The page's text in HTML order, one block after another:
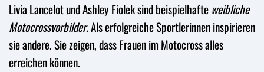
Livia Lancelot und Ashley Fiolek sind beispielhafte weibliche
Motocrossvorbilder. Als erfolgreiche Sportlerinnen inspirieren
sie andere. Sie zeigen, dass Frauen im Motocross alles
erreichen können.